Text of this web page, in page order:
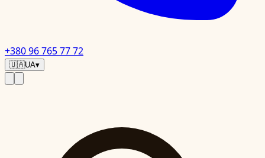
+380 96 765 77 72
🇺🇦UA▾